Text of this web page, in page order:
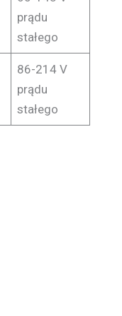
prądu
stałego
86-214 V
prądu
stałego